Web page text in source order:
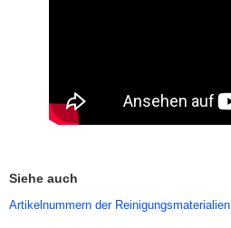
Siehe auch
Artikelnummern der Reinigungsmaterialien